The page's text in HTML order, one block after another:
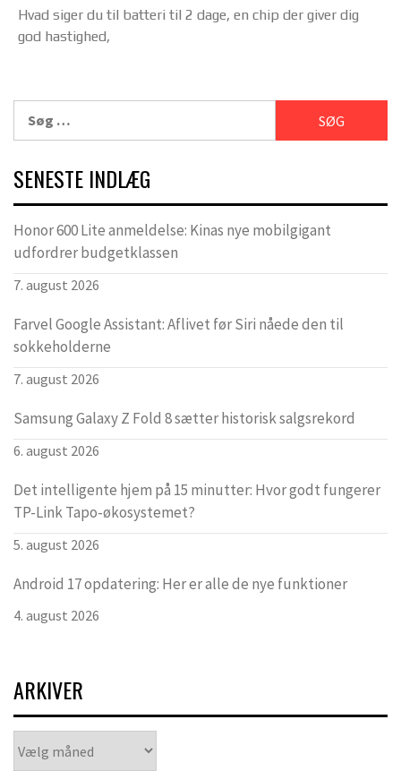
Hvad siger du til batteri til 2 dage, en chip der giver dig
god hastighed,
efter:
SENESTE INDLÆG
Honor 600 Lite anmeldelse: Kinas nye mobilgigant
udfordrer budgetklassen
7. august 2026
Farvel Google Assistant: Aflivet før Siri nåede den til
sokkeholderne
7. august 2026
Samsung Galaxy Z Fold 8 sætter historisk salgsrekord
6. august 2026
Det intelligente hjem på 15 minutter: Hvor godt fungerer
TP-Link Tapo-økosystemet?
5. august 2026
Android 17 opdatering: Her er alle de nye funktioner
4. august 2026
ARKIVER